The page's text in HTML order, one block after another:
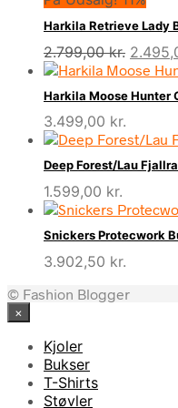
Harkila Retrieve Lady
2.799,00kr. Den
pris
var:
Harkila Moose Hunter
3.499,00 kr.
Deep Forest/Lau
1.599,00 kr.
Snickers Protecwork
3.902,50 kr.
© Fashion Blogger
×
Kjoler
Bukser
T-Shirts
Støvler